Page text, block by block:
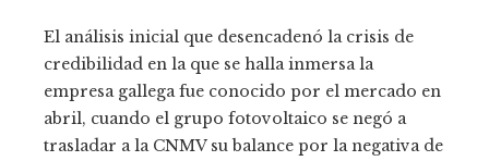
El análisis inicial que desencadenó la crisis de
credibilidad en la que se halla inmersa la
empresa gallega fue conocido por el mercado en
abril, cuando el grupo fotovoltaico se negó a
trasladar a la CNMV su balance por la negativa de